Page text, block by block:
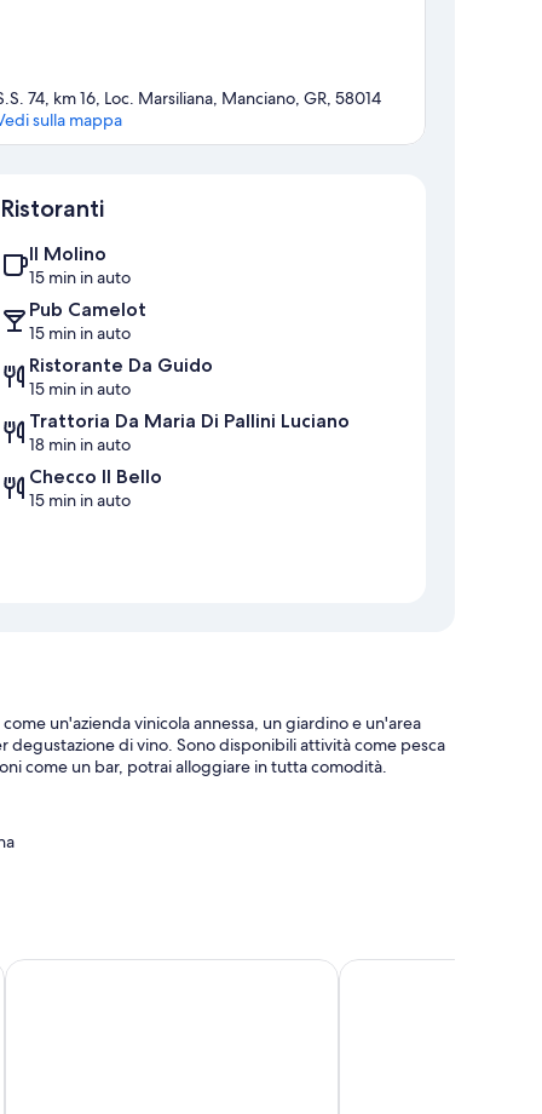
74, km 16, Loc. Marsiliana, Manciano, GR, 58014
sulla mappa
Ristoranti
Il Molino
15 min in auto
Pub Camelot
15 min in auto
Ristorante Da Guido
15 min in auto
Trattoria Da Maria Di Pallini Luciano
18 min in auto
Checco Il Bello
15 min in auto
un'azienda vinicola annessa, un giardino e un'area
di vino. Sono disponibili attività come pesca
come un bar, potrai alloggiare in tutta comodità.
Il Poggio di Teo Fattoria Pianetti